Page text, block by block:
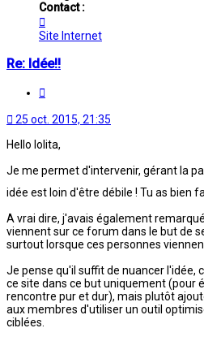
Contact :
Emmanuel
Site Internet
Re: Idée!!
25 oct. 2015, 21:35
Hello lolita,
Je me permet d'intervenir, gérant la
idée est loin d'être débile ! Tu as bien
A vrai dire, j'avais également
viennent sur ce forum dans le but de
surtout lorsque ces personnes
Je pense qu'il suffit de nuancer l'idée,
ce site dans ce but uniquement (pour
rencontre pur et dur), mais plutôt
aux membres d'utiliser un outil
ciblées.